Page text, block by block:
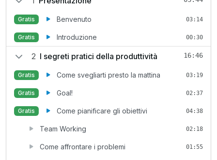
Gratis Benvenuto 03:14
Gratis Introduzione 00:30
2 I segreti pratici della produttività 16:46
Gratis Come svegliarti presto la mattina 03:19
Gratis Goal! 02:37
Gratis Come pianificare gli obiettivi 04:38
Team Working 02:18
Come affrontare i problemi 01:55